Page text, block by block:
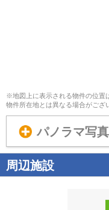
※地図上に表示される物件の位置
物件所在地とは異なる場合がござ
パノラマ写
周辺施設